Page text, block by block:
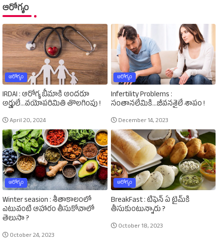
ఆరోగ్యం
ఆరోగ్యం
IRDAI : ఆరోగ్య బీమాకి అందరూ
అర్హులే...వయోపరిమితి తొలగింపు !
April 20, 2024
ఆరోగ్యం
Infertility Problems :
సంతానలేమికి...జీవనశైలే శాపం !
December 14, 2023
ఆరోగ్యం
Winter seasion : శీతాకాలంలో
ఎటువంటి ఆహారం తీసుకోవాలో
తెలుసా ?
October 24, 2023
ఆరోగ్యం
BreakFast : టిఫెన్‌ ఏ టైమ్‌కి
తీసుకుంటున్నారు ?
October 18, 2023